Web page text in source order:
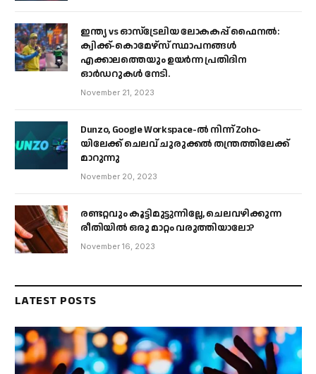
ഇന്ത്യ vs ഓസ്‌ട്രേലിയ ലോകകപ്പ് ഫൈനൽ:
ക്വിക്ക്-കൊമേഴ്‌സ് സ്ഥാപനങ്ങൾ
എക്കാലത്തെയും ഉയർന്ന പ്രതിദിന
ഓർഡറുകൾ നേടി.
November 21, 2023
Dunzo, Google Workspace-ൽ നിന്ന് Zoho-
യിലേക്ക് ചെലവ് ചുരുക്കൽ തന്ത്രത്തിലേക്ക്
മാറുന്നു
November 20, 2023
രണ്ടറ്റവും കൂട്ടിമുട്ടുന്നില്ലേ, ചെലവഴിക്കുന്ന
രീതിയിൽ ഒരു മാറ്റം വരുത്തിയാലോ?
November 16, 2023
LATEST POSTS